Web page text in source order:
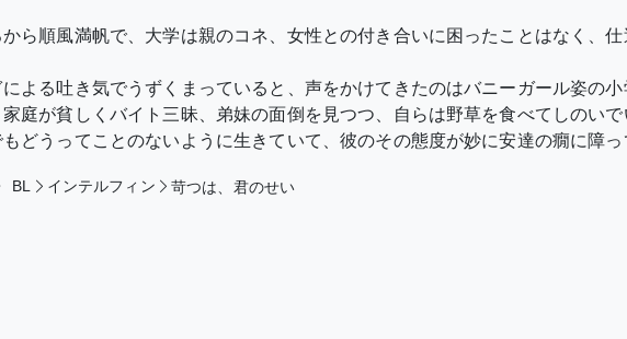
ら順風満帆で、大学は親のコネ、女性との付き合いに困ったことはなく、
よる吐き気でうずくまっていると、声をかけてきたのはバニーガール姿の小
庭が貧しくバイト三昧、弟妹の面倒を見つつ、自らは野草を食べてしのい
もどうってことのないように生きていて、彼のその態度が妙に安達の癇に
BL インテルフィン 苛つは、君のせい